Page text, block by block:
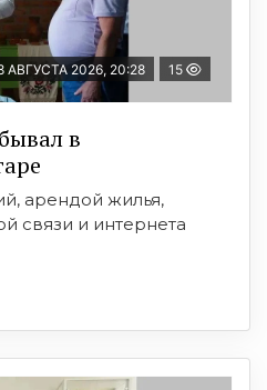
АВГУСТА 2026, 20:28 15
в
арендой жилья,
связи и интернета